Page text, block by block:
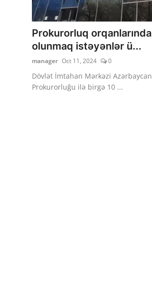
Prokurorluq
olunmaq istəyənlər ü...
manager Oct 11, 2024 0
Dövlət İmtahan Mərkəzi Azərbaycan
Prokurorluğu ilə birgə 10 ...